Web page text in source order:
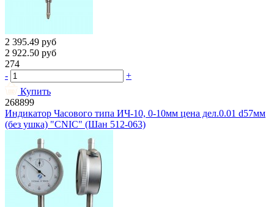
2 395.49 руб
2 922.50 руб
274
-
+
Купить
268899
Индикатор Часового типа ИЧ-10, 0-10мм цена дел.0.01 d57мм
(без ушка) "CNIC" (Шан 512-063)